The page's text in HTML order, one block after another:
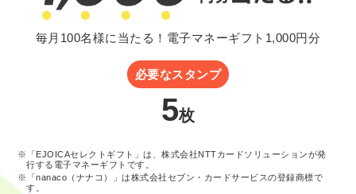
毎月100名様に当たる！電子マネーギフト1,000円分
必要なスタンプ
5枚
※「EJOICAセレクトギフト」は、株式会社NTTカードソリューションが発
行する電子マネーギフトです。
※「nanaco（ナナコ）」は株式会社セブン・カードサービスの登録商標で
す。